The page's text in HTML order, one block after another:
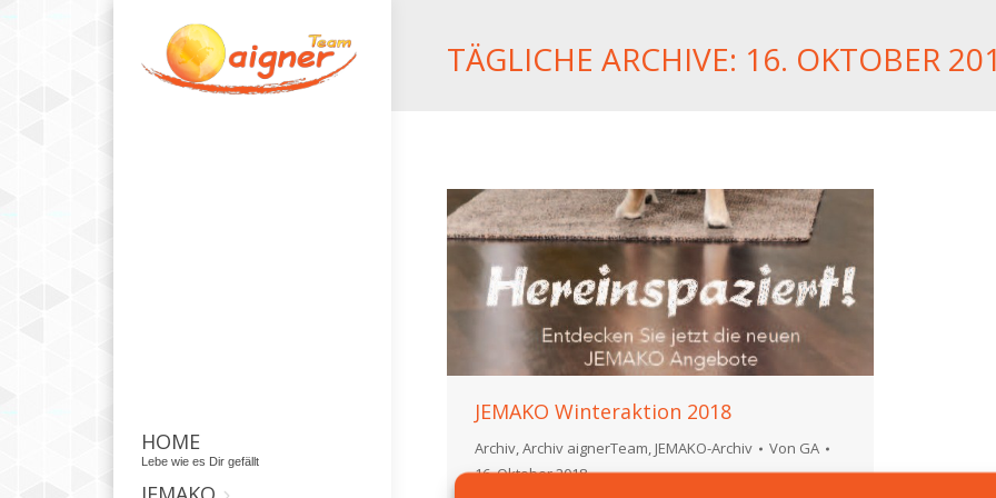
HOME
Lebe wie es Dir gefällt
TÄGLICHE ARCHIVE: 16. OKTOBER
JEMAKO Winteraktion 2018
Archiv,Archiv aignerTeam, JEMAKO-Archiv Von GA
16. Oktober 2018